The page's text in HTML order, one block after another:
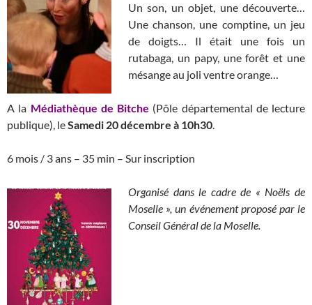
Un son, un objet, une découverte…
Une chanson, une comptine, un jeu
de doigts… Il était une fois un
rutabaga, un papy, une forêt et une
mésange au joli ventre orange…
A la Médiathèque de Bitche (Pôle départemental de lecture
publique), leSamedi 20 décembre à 10h30.
6 mois / 3 ans – 35 min – Sur inscription
Organisé dans le cadre de « Noëls de
Moselle », un événement proposé par le
Conseil Général de la Moselle.